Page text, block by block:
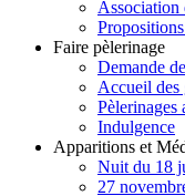
Association
Faire pèlerinage
Demande
Accueil des
Pèlerinages
Indulgence
Apparitions et
Nuit du 18
27